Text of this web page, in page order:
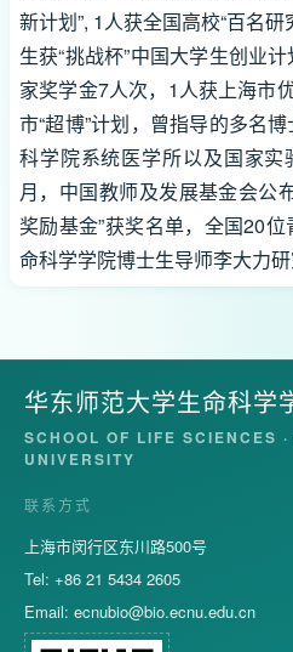
新计划”, 1人获全国高校“百名
生获“挑战杯”中国大学生创业
家奖学金7人次，1人获上海市
市“超博”计划，曾指导的多名
科学院系统医学所以及国家
月，中国教师及发展基金会公
奖励基金”获奖名单，全国20
命科学学院博士生导师李大力研
华东师范大学生命科学
SCHOOL OF LIFE SCIENCES
UNIVERSITY
联系方式
上海市闵行区东川路500号
Tel: +86 21 5434 2605
Email: ecnubio@bio.ecnu.edu.cn